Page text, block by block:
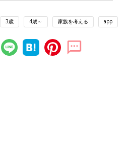
3歳 4歳～ 家族を考える app